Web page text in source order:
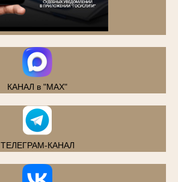
КАНАЛ в "MAX"
ТЕЛЕГРАМ-КАНАЛ